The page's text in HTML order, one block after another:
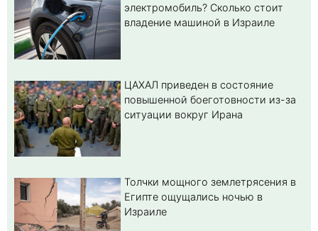
электромобиль? Cколько стоит
владение машиной в Израиле
ЦАХАЛ приведен в состояние
повышенной боеготовности из-за
ситуации вокруг Ирана
Толчки мощного землетрясения в
Египте ощущались ночью в
Израиле